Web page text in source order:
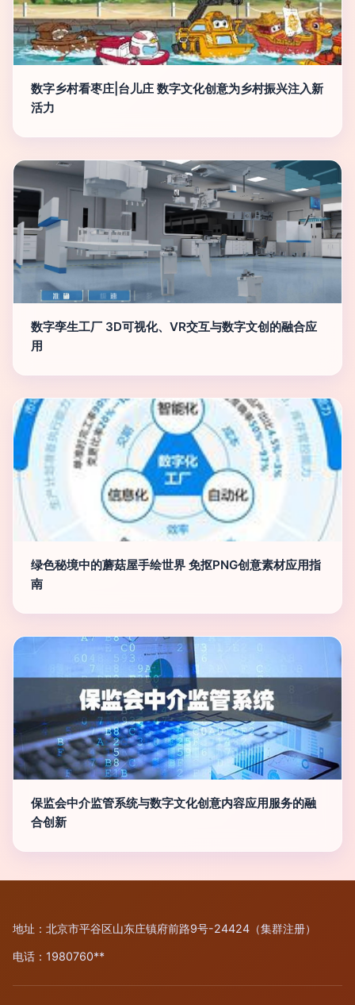
数字乡村看枣庄|台儿庄 数字文化创意为乡村振兴注入新
活力
数字孪生工厂 3D可视化、VR交互与数字文创的融合应
用
绿色秘境中的蘑菇屋手绘世界 免抠PNG创意素材应用指
南
保监会中介监管系统与数字文化创意内容应用服务的融
合创新
地址：北京市平谷区山东庄镇府前路9号-24424（集群注册）
电话：1980760**